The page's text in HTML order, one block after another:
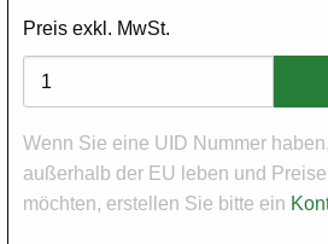
Preis exkl. MwSt.
Varianten
Wenn Sie eine UID Nummer
außerhalb der EU leben und
möchten, erstellen Sie bitte ein